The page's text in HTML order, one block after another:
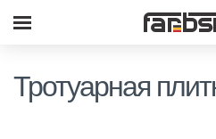
Тротуарная